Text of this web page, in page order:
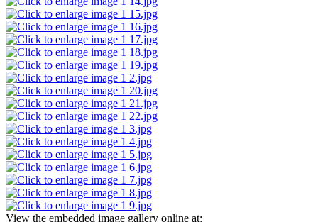
View the embedded image gallery online at: